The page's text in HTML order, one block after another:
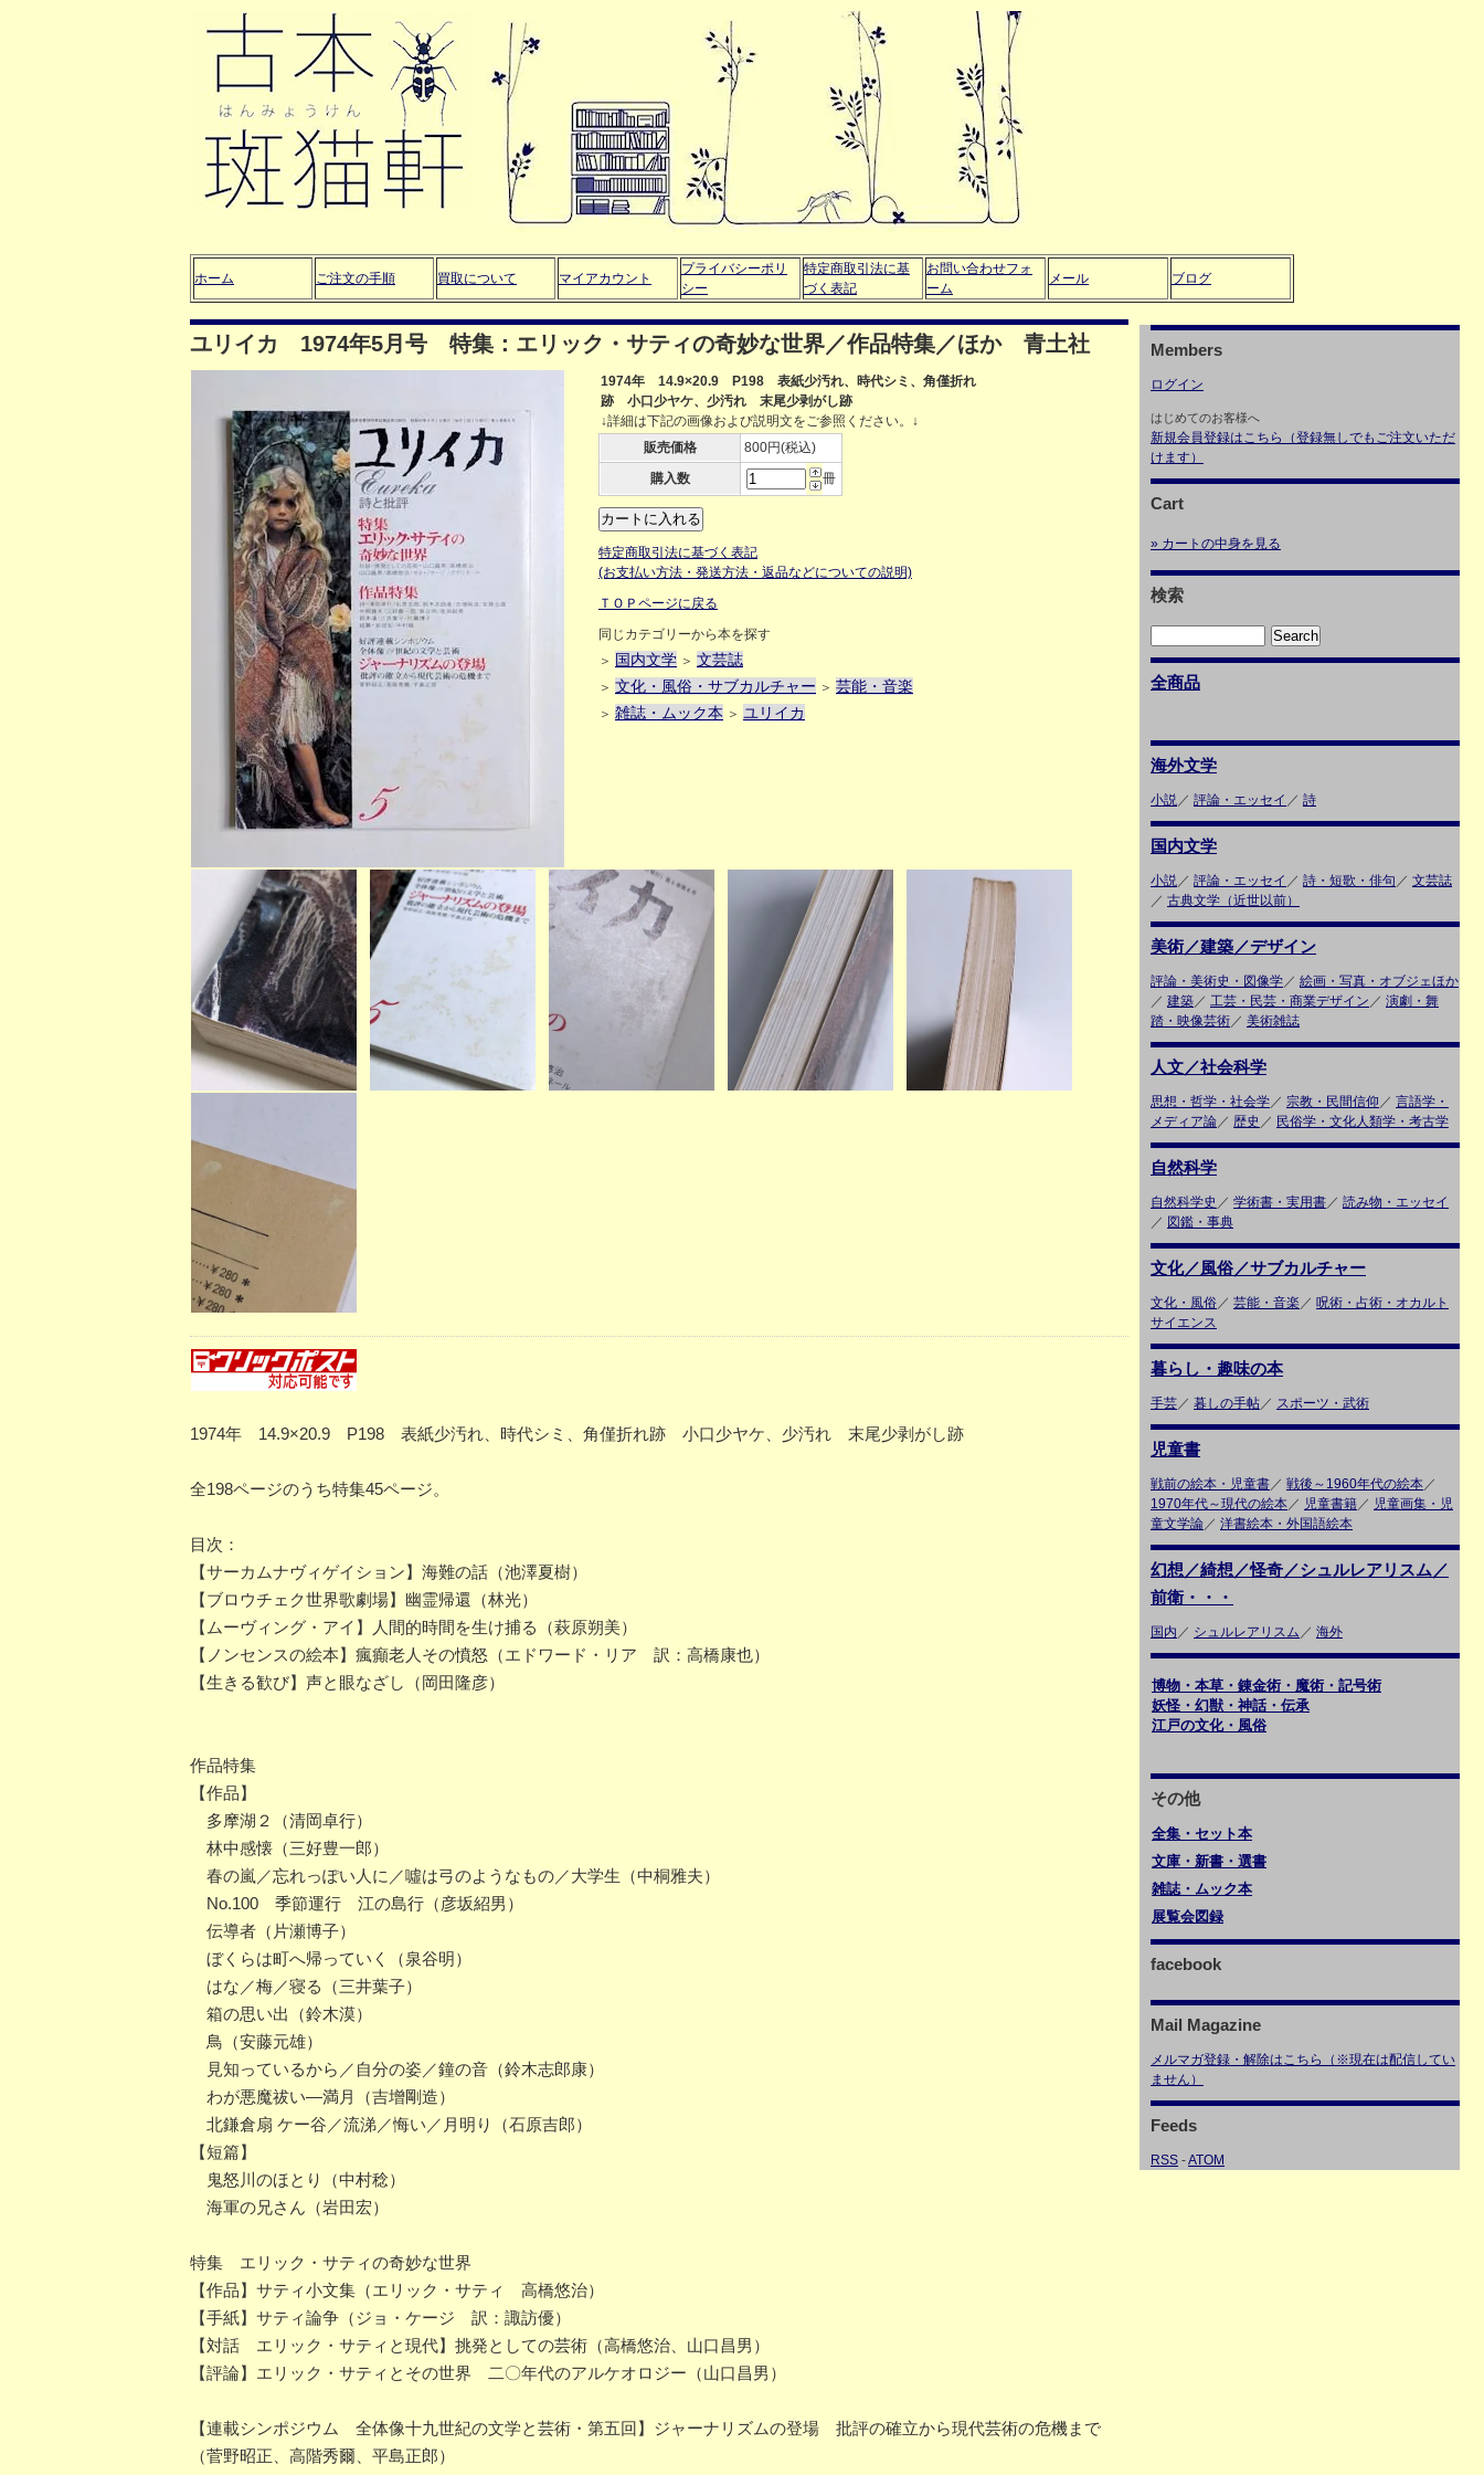
ホーム ご注文の手順 買取について マイアカウント
プライバシーポリ
シー
特定商取引法に基
づく表記
お問い合わせフォ
ーム
メール ブログ
ユリイカ 1974年5月号 特集：エリック・サティの奇妙な世界／作品特集／ほか 青土社
1974年 14.9×20.9 P198 表紙少汚れ、時代シミ、角僅折れ
跡 小口少ヤケ、少汚れ 末尾少剥がし跡
↓詳細は下記の画像および説明文をご参照ください。↓
販売価格
800円(税込)
購入数
冊
特定商取引法に基づく表記
(お支払い方法・発送方法・返品などについての説明)
ＴＯＰページに戻る
同じカテゴリーから本を探す
＞ 国内文学 ＞ 文芸誌
＞ 文化・風俗・サブカルチャー ＞ 芸能・音楽
＞ 雑誌・ムック本 ＞ ユリイカ
1974年 14.9×20.9 P198 表紙少汚れ、時代シミ、角僅折れ跡 小口少ヤケ、少汚れ 末尾少剥がし跡
全198ページのうち特集45ページ。
目次：
【サーカムナヴィゲイション】海難の話（池澤夏樹）
【ブロウチェク世界歌劇場】幽霊帰還（林光）
【ムーヴィング・アイ】人間的時間を生け捕る（萩原朔美）
【ノンセンスの絵本】瘋癲老人その憤怒（エドワード・リア 訳：高橋康也）
【生きる歓び】声と眼なざし（岡田隆彦）
作品特集
【作品】
多摩湖２（清岡卓行）
林中感懐（三好豊一郎）
春の嵐／忘れっぽい人に／噓は弓のようなもの／大学生（中桐雅夫）
No.100 季節運行 江の島行（彦坂紹男）
伝導者（片瀬博子）
ぼくらは町へ帰っていく（泉谷明）
はな／梅／寝る（三井葉子）
箱の思い出（鈴木漠）
鳥（安藤元雄）
見知っているから／自分の姿／鐘の音（鈴木志郎康）
わが悪魔祓い―満月（吉增剛造）
北鎌倉扇 ケー谷／流涕／悔い／月明り（石原吉郎）
【短篇】
鬼怒川のほとり（中村稔）
海軍の兄さん（岩田宏）
特集 エリック・サティの奇妙な世界
【作品】サティ小文集（エリック・サティ 高橋悠治）
【手紙】サティ論争（ジョ・ケージ 訳：諏訪優）
【対話 エリック・サティと現代】挑発としての芸術（高橋悠治、山口昌男）
【評論】エリック・サティとその世界 二〇年代のアルケオロジー（山口昌男）
【連載シンポジウム 全体像十九世紀の文学と芸術・第五回】ジャーナリズムの登場 批評の確立から現代芸術の危機まで
（菅野昭正、高階秀爾、平島正郎）
Members
ログイン
はじめてのお客様へ
新規会員登録はこちら（登録無しでもご注文いただ
けます）
Cart
» カートの中身を見る
検索
全商品
海外文学
小説／ 評論・エッセイ ／ 詩
国内文学
小説／ 評論・エッセイ ／ 詩・短歌・俳句 ／ 文芸誌
／ 古典文学（近世以前）
美術／建築／デザイン
評論・美術史・図像学／ 絵画・写真・オブジェほか
／ 建築／ 工芸・民芸・商業デザイン ／ 演劇・舞
踏・映像芸術／ 美術雑誌
人文／社会科学
思想・哲学・社会学／ 宗教・民間信仰 ／ 言語学・
メディア論／ 歴史 ／ 民俗学・文化人類学・考古学
自然科学
自然科学史 ／ 学術書・実用書／ 読み物・エッセイ
／ 図鑑・事典
文化／風俗／サブカルチャー
文化・風俗／ 芸能・音楽 ／ 呪術・占術・オカルト
サイエンス
暮らし・趣味の本
手芸／ 暮しの手帖／ スポーツ・武術
児童書
戦前の絵本・児童書／ 戦後～1960年代の絵本／
1970年代～現代の絵本／ 児童書籍／ 児童画集・児
童文学論／ 洋書絵本・外国語絵本
幻想／綺想／怪奇／シュルレアリスム／
前衛・・・
国内 ／ シュルレアリスム ／ 海外
博物・本草・錬金術・魔術・記号術
妖怪・幻獣・神話・伝承
江戸の文化・風俗
その他
全集・セット本
文庫・新書・選書
雑誌・ムック本
展覧会図録
facebook
Mail Magazine
メルマガ登録・解除はこちら（※現在は配信してい
ません）
Feeds
RSS -ATOM